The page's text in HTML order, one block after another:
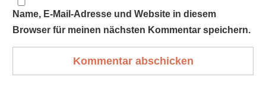
Name, E-Mail-Adresse und Website in diesem
Browser für meinen nächsten Kommentar speichern.